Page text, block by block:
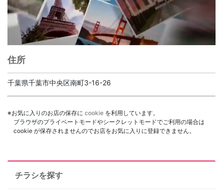
住所
千葉県千葉市中央区南町3-16-26
※お気に入りのお店の保存に cookie を利用しています。
ブラウザのプライベートモードやシークレットモードでご利用の場合は
cookie が保存されませんのでお店をお気に入りに登録できません。
チラシを探す